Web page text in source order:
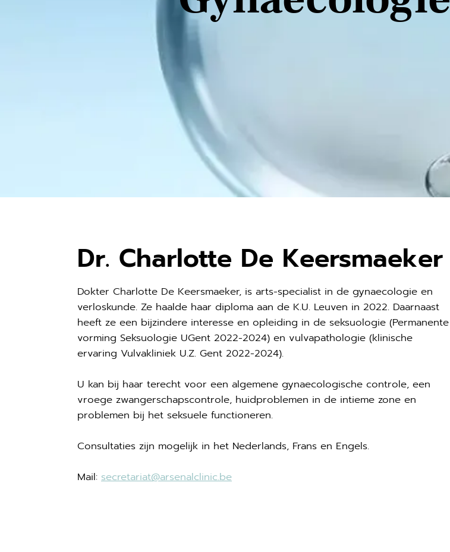
Dr. Charlotte De Keersmaeker
Dokter Charlotte De Keersmaeker, is arts-specialist in de gynaecologie en
verloskunde. Ze haalde haar diploma aan de K.U. Leuven in 2022. Daarnaast
heeft ze een bijzindere interesse en opleiding in de seksuologie (Permanente
vorming Seksuologie UGent 2022-2024) en vulvapathologie (klinische
ervaring Vulvakliniek U.Z. Gent 2022-2024).
U kan bij haar terecht voor een algemene gynaecologische controle, een
vroege zwangerschapscontrole, huidproblemen in de intieme zone en
problemen bij het seksuele functioneren.
Consultaties zijn mogelijk in het Nederlands, Frans en Engels.
Mail: secretariat@arsenalclinic.be